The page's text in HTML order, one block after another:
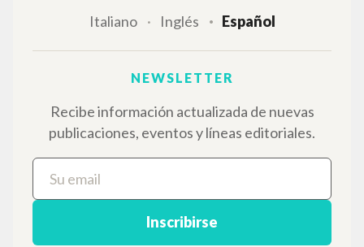
Italiano Inglés Español
NEWSLETTER
Recibe información actualizada de nuevas
publicaciones, eventos y líneas editoriales.
Inscribirse